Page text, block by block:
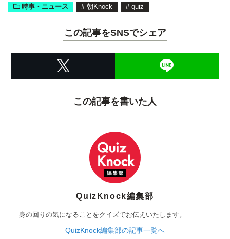
時事・ニュース # 朝Knock # quiz
この記事をSNSでシェア
この記事を書いた人
QuizKnock編集部
身の回りの気になることをクイズでお伝えいたします。
QuizKnock編集部の記事一覧へ